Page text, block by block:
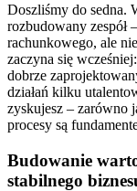
Doszliśmy do sedna.
rozbudowany zespół
rachunkowego, ale
zaczyna się
dobrze
działań kilku
zyskujesz – zarówno
procesy są
Budowanie
stabilnego